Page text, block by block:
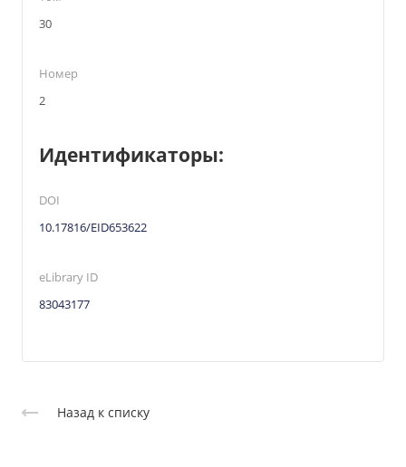
30
Номер
2
Идентификаторы:
DOI
10.17816/EID653622
eLibrary ID
83043177
Назад к списку